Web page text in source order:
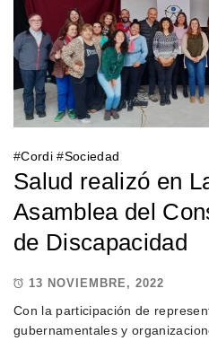
#Cordi #Sociedad
Salud realizó en
Asamblea del
de Discapacidad
13 NOVIEMBRE, 2022
Con la participación de
gubernamentales y